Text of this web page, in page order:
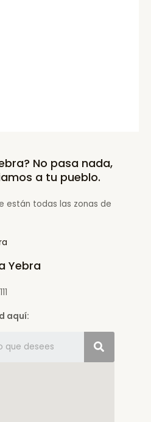
No pasa nada,
a tu pueblo.
están todas las zonas de
Yebra
aquí: